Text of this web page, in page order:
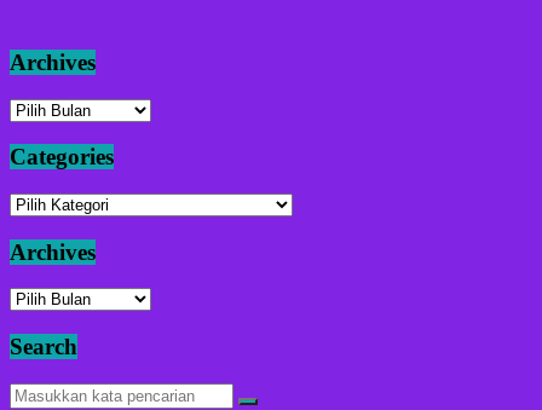
Archives
Archives
Categories
Categories
Archives
Archives
Search